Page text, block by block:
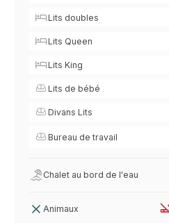
Lits doubles
Lits Queen
Lits King
Lits de bébé
Divans Lits
Bureau de travail
Chalet au bord de l'eau
Animaux